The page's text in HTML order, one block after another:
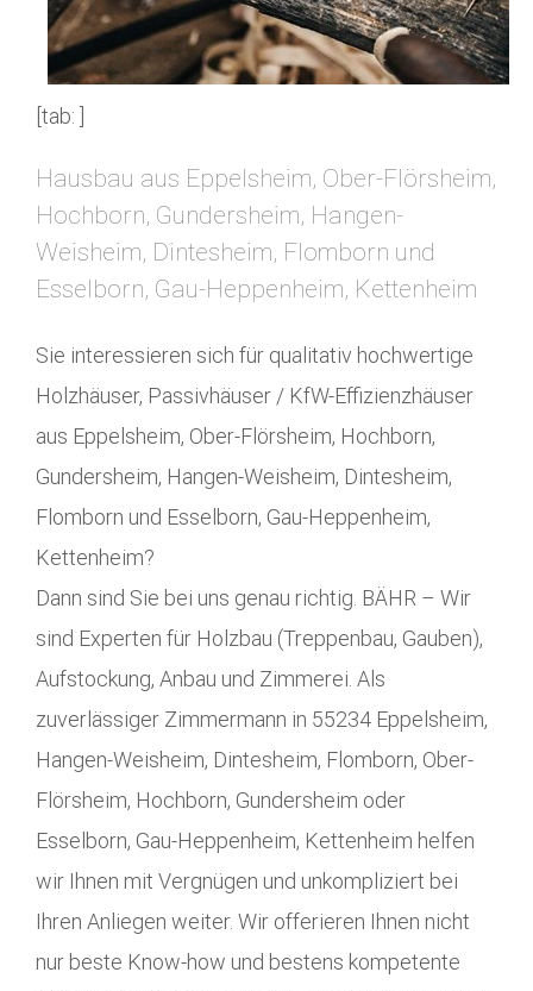
[tab: ]
Hausbau aus Eppelsheim, Ober-Flörsheim,
Hochborn, Gundersheim, Hangen-
Weisheim, Dintesheim, Flomborn und
Esselborn, Gau-Heppenheim, Kettenheim
Sie interessieren sich für qualitativ hochwertige
Holzhäuser, Passivhäuser / KfW-Effizienzhäuser
aus Eppelsheim, Ober-Flörsheim, Hochborn,
Gundersheim, Hangen-Weisheim, Dintesheim,
Flomborn und Esselborn, Gau-Heppenheim,
Kettenheim?
Dann sind Sie bei uns genau richtig. BÄHR – Wir
sind Experten für Holzbau (Treppenbau, Gauben),
Aufstockung, Anbau und Zimmerei. Als
zuverlässiger Zimmermann in 55234 Eppelsheim,
Hangen-Weisheim, Dintesheim, Flomborn, Ober-
Flörsheim, Hochborn, Gundersheim oder
Esselborn, Gau-Heppenheim, Kettenheim helfen
wir Ihnen mit Vergnügen und unkompliziert bei
Ihren Anliegen weiter. Wir offerieren Ihnen nicht
nur beste Know-how und bestens kompetente